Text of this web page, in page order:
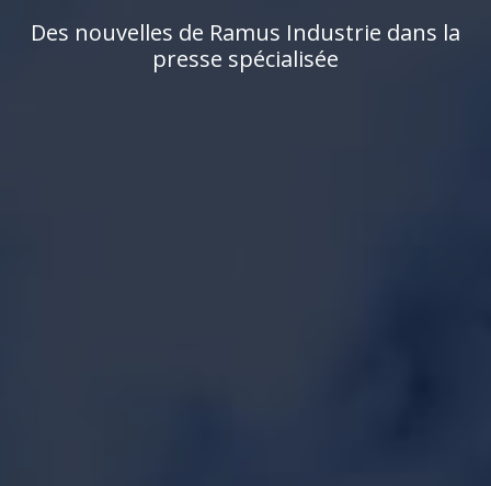
Des nouvelles de Ramus Industrie dans la
presse spécialisée